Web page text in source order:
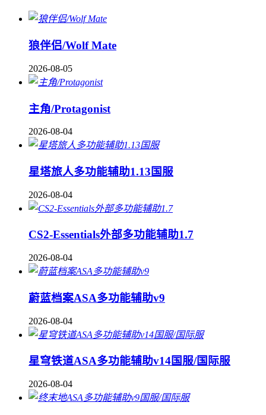
狼伴侣/Wolf Mate
2026-08-05
主角/Protagonist
2026-08-04
星塔旅人多功能辅助1.13国服
2026-08-04
CS2-Essentials外部多功能辅助1.7
2026-08-04
蔚蓝档案ASA多功能辅助v9
2026-08-04
星穹铁道ASA多功能辅助v14国服/国际服
2026-08-04